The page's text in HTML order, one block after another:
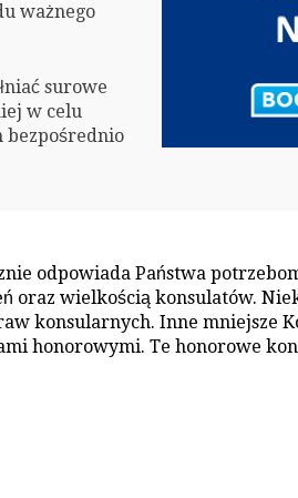
ważnego
surowe
w celu
bezpośrednio
odpowiada Państwa
oraz wielkością konsulatów.
konsularnych. Inne mniejsze
honorowymi. Te honorowe